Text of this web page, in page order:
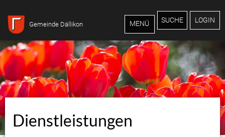
Kopfzeile
Gemeinde Dällikon
SUCHE LOGIN
MENÜ
Dienstleistungen